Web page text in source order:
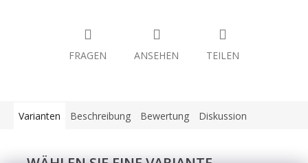
FRAGEN ANSEHEN TEILEN
Varianten Beschreibung Bewertung Diskussion